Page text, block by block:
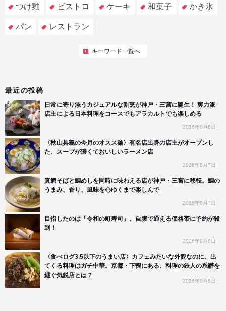
つけ麺 ビストロ ケーキ 和菓子 かき氷
パン レストラン
キーワード一覧へ
最近の投稿
日常に寄り添うカジュアルな割烹が神戸・三宮に誕生！ 実力派
店主による日本料理をコースでもアラカルトでも楽しめる
2026年8月8日
〈秋山具義の今月のオスス麺〉有名店出身の店主がオープンし
た、スープが濃くておいしいラーメン店
2026年8月7日
真鯛そばと鯛めしを同時に味わえる店が神戸・三宮に移転。鯛の
うまみ、香り、風味を心ゆくまで楽しんで
2026年8月7日
目指したのは「令和の町寿司」。自腹で通える価格帯に予約が殺
到！
2026年8月6日
〈食べログ3.5以下のうまい店〉カフェみたいな外観なのに、出
てくる料理はガチ中華。京都・下鴨にある、料理の鉄人の系譜を
継ぐ気鋭店とは？
2026年8月6日